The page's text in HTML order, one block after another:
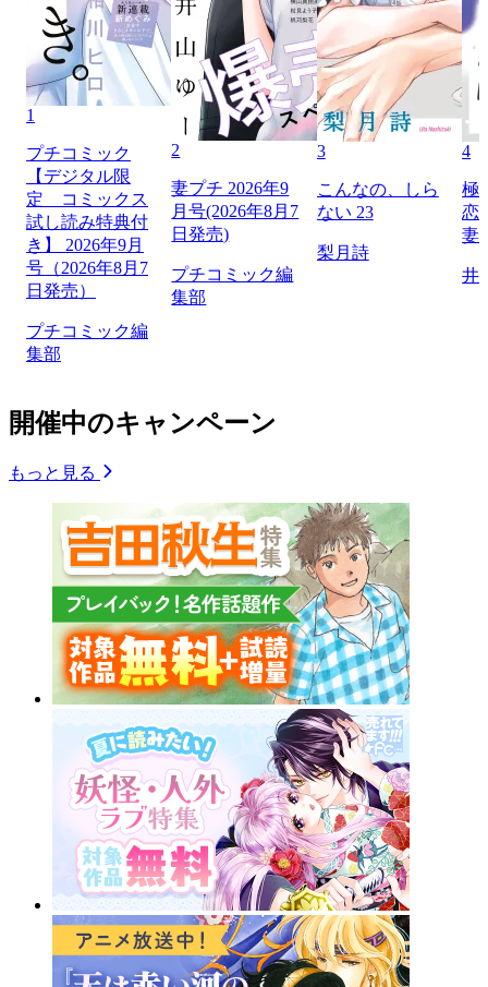
1
プチコミック
【デジタル限
定 コミックス
試し読み特典付
き】 2026年9月
号（2026年8月7
日発売）
プチコミック編
集部
2
妻プチ 2026年9
月号(2026年8月7
日発売)
プチコミック編
集部
3
こんなの、しら
ない 23
梨月詩
4
極
恋
妻
井
開催中のキャンペーン
もっと見る